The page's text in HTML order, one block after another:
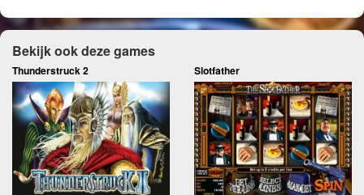
Bekijk ook deze games
Thunderstruck 2 Slotfather